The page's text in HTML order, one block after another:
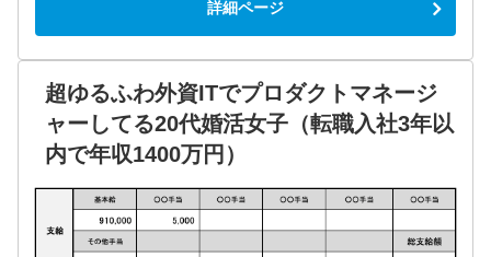
詳細ページ
超ゆるふわ外資ITでプロダクトマネージ
ャーしてる20代婚活女子（転職入社3年以
内で年収1400万円）